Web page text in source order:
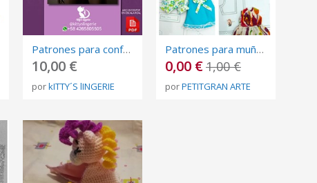
Patrones para confeccionar Ropa Intima
10,00 €
porkITTY´S lINGERIE
Patrones para muñeca Blythe 3
0,00 €1,00 €
porPETITGRAN ARTE